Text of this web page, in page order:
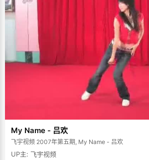
My Name - 吕欢
飞宇视频 2007年第五期, My Name - 吕欢
UP主: 飞宇视频